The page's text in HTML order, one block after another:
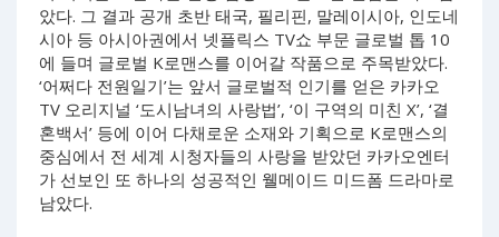
았다. 그 결과 공개 초반 태국, 필리핀, 말레이시아, 인도네
시아 등 아시아권에서 넷플릭스 TV쇼 부문 글로벌 톱 10
에 들며 글로벌 K로맨스를 이어갈 작품으로 주목받았다.
‘어쩌다 전원일기’는 앞서 글로벌적 인기를 얻은 카카오
TV 오리지널 ‘도시남녀의 사랑법’, ‘이 구역의 미친 X’, ‘결
혼백서’ 등에 이어 다채로운 소재와 기획으로 K로맨스의
중심에서 전 세계 시청자들의 사랑을 받았던 카카오엔터
가 선보인 또 하나의 성공적인 웰메이드 미드폼 드라마로
남았다.